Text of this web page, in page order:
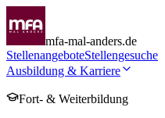
mfa-mal-anders.de
StellenangeboteStellengesuche
Ausbildung & Karriere
Fort- & Weiterbildung